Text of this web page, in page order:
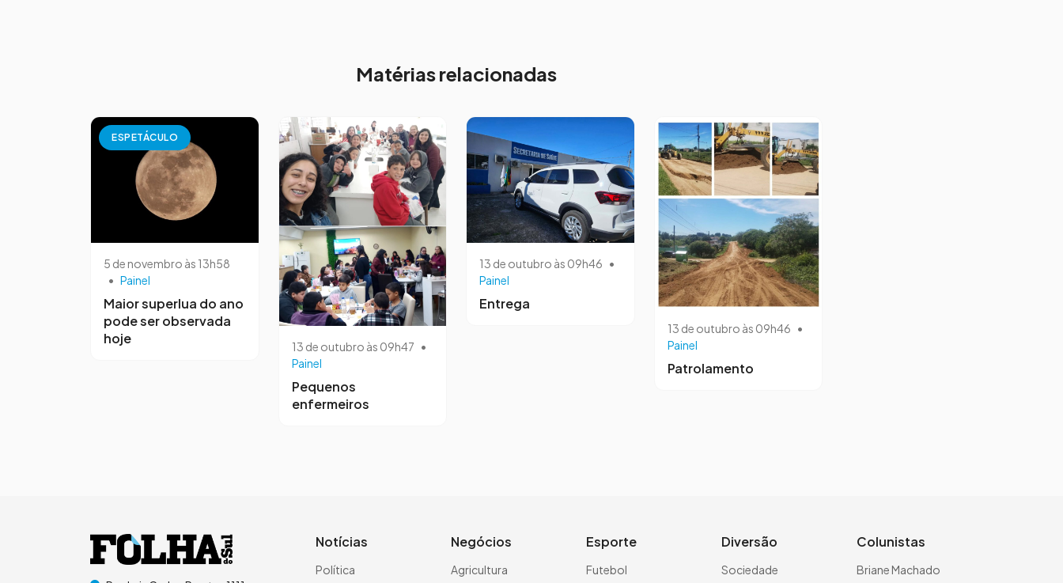
Matérias relacionadas
ESPETÁCULO
5 de novembro às 13h58
• Painel
Maior superlua do ano
pode ser observada
hoje
13 de outubro às 09h47 •
Painel
Pequenos
enfermeiros
13 de outubro às 09h46 •
Painel
Entrega
13 de outubro às 09h46 •
Painel
Patrolamento
Notícias
Política
Negócios
Agricultura
Esporte
Futebol
Diversão
Sociedade
Colunistas
Briane Machado